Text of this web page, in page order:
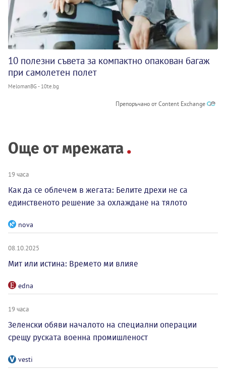
10 полезни съвета за компактно опакован багаж
при самолетен полет
MelomanBG - 10te.bg
Препоръчано от Content Exchange
Още от мрежата
19 часа
Как да се облечем в жегата: Белите дрехи не са
единственото решение за охлаждане на тялото
nova
08.10.2025
Мит или истина: Времето ми влияе
edna
19 часа
Зеленски обяви началото на специални операции
срещу руската военна промишленост
vesti